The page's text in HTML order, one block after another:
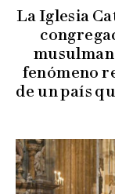
La Iglesia
fenómeno
de un país